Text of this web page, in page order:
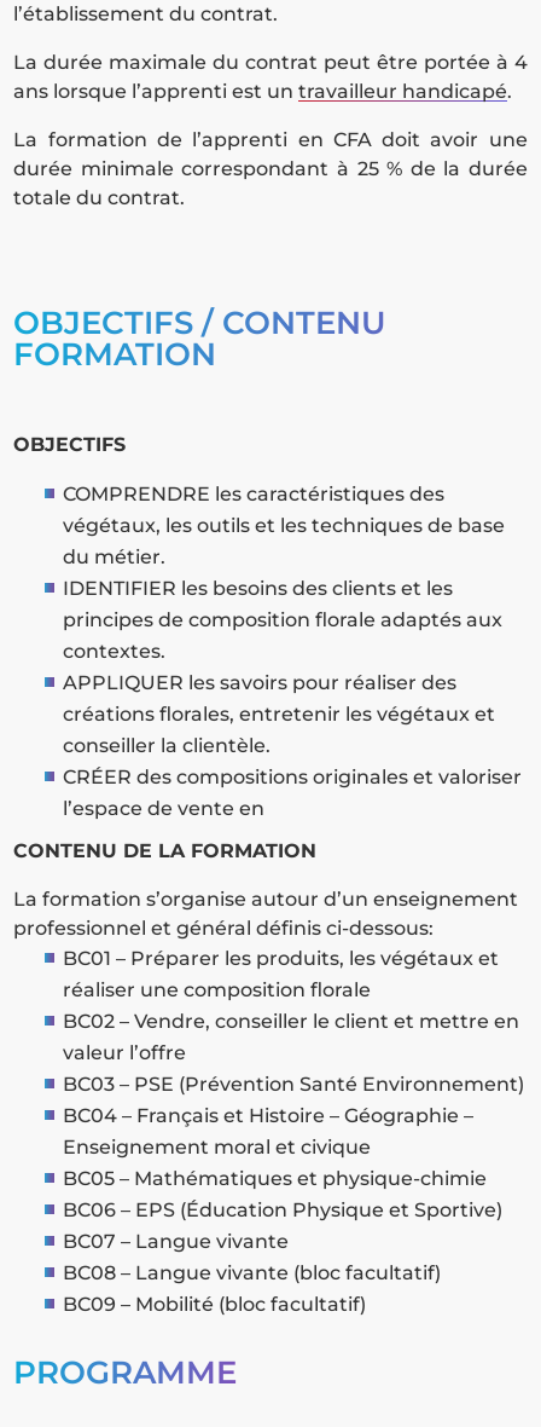
l’établissement du contrat.
La durée maximale du contrat peut être portée à 4
ans lorsque l’apprenti est untravailleur handicapé.
La formation de l’apprenti en CFA doit avoir une
durée minimale correspondant à 25 % de la durée
totale du contrat.
OBJECTIFS / CONTENU
FORMATION
OBJECTIFS
COMPRENDRE les caractéristiques des
végétaux, les outils et les techniques de base
du métier.
IDENTIFIER les besoins des clients et les
principes de composition florale adaptés aux
contextes.
APPLIQUER les savoirs pour réaliser des
créations florales, entretenir les végétaux et
conseiller la clientèle.
CRÉER des compositions originales et valoriser
l’espace de vente en
CONTENU DE LA FORMATION
La formation s’organise autour d’un enseignement
professionnel et général définis ci-dessous:
BC01 – Préparer les produits, les végétaux et
réaliser une composition florale
BC02 – Vendre, conseiller le client et mettre en
valeur l’offre
BC03 – PSE (Prévention Santé Environnement)
BC04 – Français et Histoire – Géographie –
Enseignement moral et civique
BC05 – Mathématiques et physique-chimie
BC06 – EPS (Éducation Physique et Sportive)
BC07 – Langue vivante
BC08 – Langue vivante (bloc facultatif)
BC09 – Mobilité (bloc facultatif)
PROGRAMME